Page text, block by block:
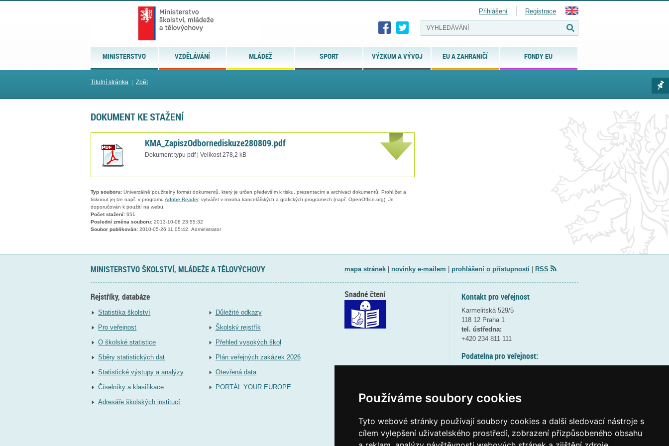
Používáme soubory cookies
Tyto webové stránky používají soubory cookies a další sledovací nástroje s
cílem vylepšení uživatelského prostředí, zobrazení přizpůsobeného obsahu
MINISTERSTVO VZDĚLÁVÁNÍ MLÁDEŽ SPORT VÝZKUM A VÝVOJ EU A ZAHRANIČÍ FONDY EU
Přihlášení Registrace
Titulní stránka Zpět
DOKUMENT KE STAŽENÍ
KMA_ZapiszOdbornediskuze280809.pdf
Dokument typu pdf | Velikost 278,2 kB
Typ souboru: Univerzálně použitelný formát dokumentů, který je určen především k tisku, prezentacím a archivaci dokumentů. Prohlížet a
tisknout jej lze např. v programu Adobe Reader, vytvářet v mnoha kancelářských a grafických programech (např. OpenOffice.org). Je
doporučován k použití na webu.
Počet stažení: 651
Poslední změna souboru: 2013-10-08 23:55:32
Soubor publikován: 2010-05-26 11:05:42, Administrator
MINISTERSTVO ŠKOLSTVÍ, MLÁDEŽE A TĚLOVÝCHOVY mapa stránek| novinky e-mailem prohlášení o přístupnosti RSS
Rejstříky, databáze
Statistika školství
Pro veřejnost
O školské statistice
Sběry statistických dat
Statistické výstupy a analýzy
Číselníky a klasifikace
Adresáře školských institucí
Důležité odkazy
Školský rejstřík
Přehled vysokých škol
Plán veřejných zakázek 2026
Otevřená data
PORTÁL YOUR EUROPE
Kontakt pro veřejnost
Karmelitská 529/5
118 12 Praha 1
tel. ústředna:
+420 234 811 111
Podatelna pro veřejnost:
(více informací
Elektronická podatelna:
Snadné čtení